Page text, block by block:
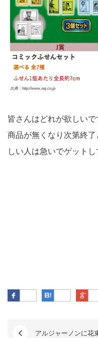
出典：http://www.sej.co.jp
皆さんはどれが欲しいで
商品が無くなり次第終
しい人は急いでゲット
Facebook はてなブック
アルジャーノンに